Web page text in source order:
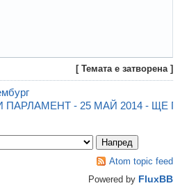
[ Темата е затворена ]
- 25 МАЙ 2014 - ЩЕ
Atom topic feed
Powered by FluxBB